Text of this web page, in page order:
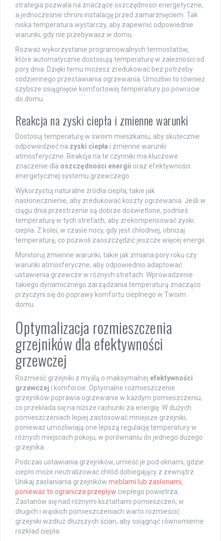
strategia pozwala na znaczące oszczędności energetyczne,
a jednocześnie chroni instalację przed zamarznięciem. Tak
niska temperatura wystarczy, aby zapewnić odpowiednie
warunki, gdy nie przebywasz w domu.
Rozważ wykorzystanie programowalnych termostatów,
które automatycznie dostosują temperaturę w zależności od
pory dnia. Dzięki temu możesz zredukować bez potrzeby
codziennego przestawiania ogrzewania. Umożliwi to również
szybsze osiągnięcie komfortowej temperatury po powrocie
do domu.
Reakcja na zyski ciepła i zmienne warunki
Dostosuj temperaturę w swoim mieszkaniu, aby skutecznie
odpowiedzieć na zyski ciepła i zmienne warunki
atmosferyczne. Reakcja na te czynniki ma kluczowe
znaczenie dla oszczędności energii oraz efektywności
energetycznej systemu grzewczego.
Wykorzystuj naturalne źródła ciepła, takie jak
nasłonecznienie, aby zredukować koszty ogrzewania. Jeśli w
ciągu dnia przestrzenie są dobrze doświetlone, podnieś
temperaturę w tych strefach, aby zrekompensować zyski
ciepła. Z kolei, w czasie nocy, gdy jest chłodniej, obniżaj
temperaturę, co pozwoli zaoszczędzić jeszcze więcej energii.
Monitoruj zmienne warunki, takie jak zmiana pory roku czy
warunki atmosferyczne, aby odpowiednio adaptować
ustawienia grzewcze w różnych strefach. Wprowadzenie
takiego dynamicznego zarządzania temperaturą znacząco
przyczyni się do poprawy komfortu cieplnego w Twoim
domu.
Optymalizacja rozmieszczenia
grzejników dla efektywności
grzewczej
Rozmieść grzejniki z myślą o maksymalnej efektywności
grzewczej i komforcie. Optymalne rozmieszczenie
grzejników poprawia ogrzewanie w każdym pomieszczeniu,
co przekłada się na niższe rachunki za energię. W dużych
pomieszczeniach lepiej zastosować mniejsze grzejniki,
ponieważ umożliwiają one lepszą regulację temperatury w
różnych miejscach pokoju, w porównaniu do jednego dużego
grzejnika.
Podczas ustawiania grzejników, umieść je pod oknami, gdzie
ciepło może neutralizować chłód dobiegający z zewnątrz.
Unikaj zasłaniania grzejników meblami lub zasłonami,
ponieważ to ogranicza przepływ ciepłego powietrza.
Zastanów się nad różnymi kształtami pomieszczeń; w
długich i wąskich pomieszczeniach warto rozmieścić
grzejniki wzdłuż dłuższych ścian, aby osiągnąć równomierne
rozkład ciepła.